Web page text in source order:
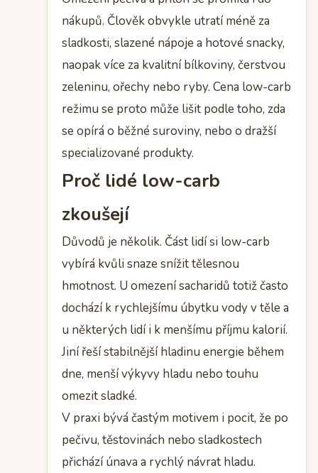
nákupů. Člověk obvykle utratí méně za
sladkosti, slazené nápoje a hotové snacky,
naopak více za kvalitní bílkoviny, čerstvou
zeleninu, ořechy nebo ryby. Cena low-carb
režimu se proto může lišit podle toho, zda
se opírá o běžné suroviny, nebo o dražší
specializované produkty.
Proč lidé low-carb
zkoušejí
Důvodů je několik. Část lidí si low-carb
vybírá kvůli snaze snížit tělesnou
hmotnost. U omezení sacharidů totiž často
dochází k rychlejšímu úbytku vody v těle a
u některých lidí i k menšímu příjmu kalorií.
Jiní řeší stabilnější hladinu energie během
dne, menší výkyvy hladu nebo touhu
omezit sladké.
V praxi bývá častým motivem i pocit, že po
pečivu, těstovinách nebo sladkostech
přichází únava a rychlý návrat hladu.